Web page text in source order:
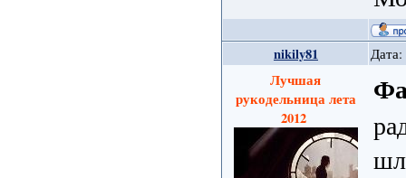
nikily81
Лучшая
рукодельница лета
2012